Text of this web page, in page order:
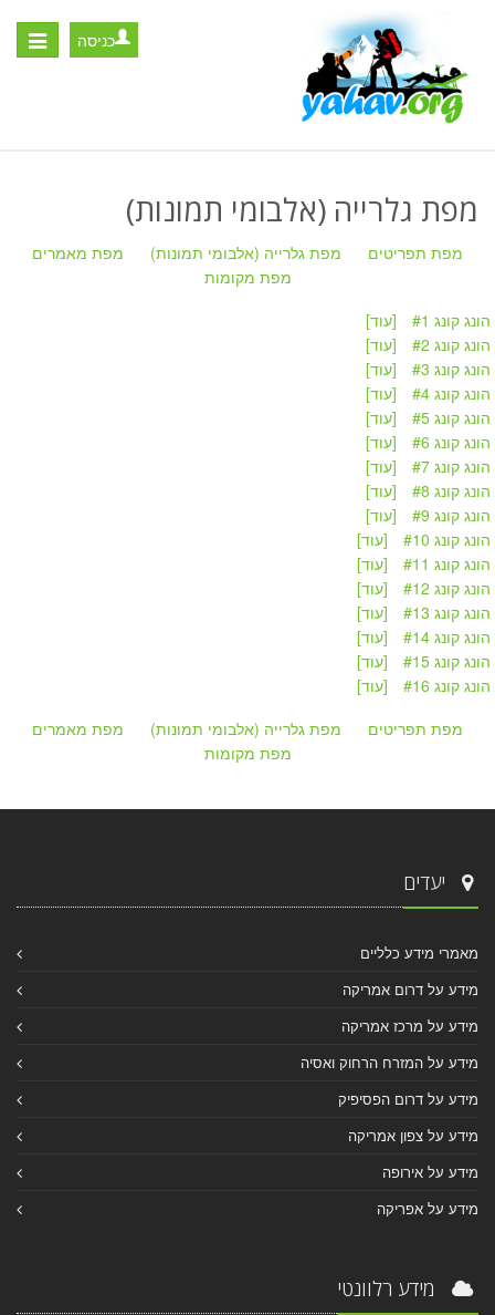
Toggle
כניסה
מפת גלרייה (אלבומי תמונות)
מפת תפריטים מפת גלרייה (אלבומי תמונות)
מפת מאמרים
מפת מקומות
קונג #1
[עוד]
קונג #2
[עוד]
קונג #3
[עוד]
קונג #4
[עוד]
קונג #5
[עוד]
קונג #6
[עוד]
קונג #7
[עוד]
קונג #8
[עוד]
קונג #9
[עוד]
קונג #10
[עוד]
קונג #11
[עוד]
קונג #12
[עוד]
קונג #13
[עוד]
קונג #14
[עוד]
קונג #15
[עוד]
קונג #16
[עוד]
מפת תפריטים
מפת גלרייה (אלבומי תמונות)
מפת מאמרים
מפת מקומות
יעדים
מאמרי מידע כלליים
מידע על דרום אמריקה
מידע על מרכז אמריקה
מידע על המזרח הרחוק ואסיה
מידע על דרום הפסיפיק
מידע על צפון אמריקה
מידע על אירופה
מידע על אפריקה
מידע רלוונטי